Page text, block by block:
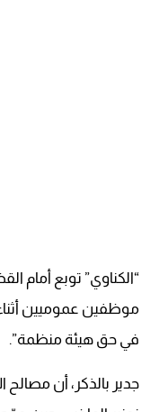
“الكناوي” توبع أمام
موظفين عموميين
في حق هيئة منظمة”.
جدير بالذكر، أن